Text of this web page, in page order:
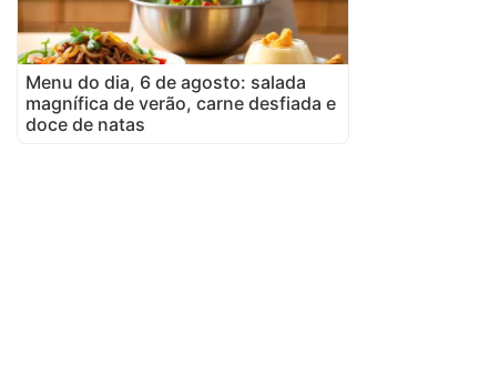
Menu do dia, 6 de agosto: salada
magnífica de verão, carne desfiada e
doce de natas